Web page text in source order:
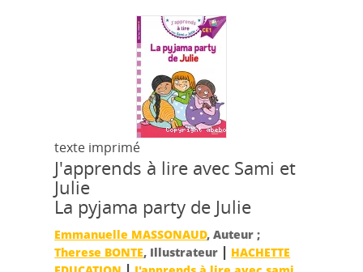
texte imprimé
J'apprends à lire avec Sami et
Julie
La pyjama party de Julie
Emmanuelle MASSONAUD, Auteur ;
Therese BONTE, Illustrateur | HACHETTE